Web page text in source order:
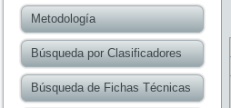
Metodología
Búsqueda por Clasificadores
Búsqueda de Fichas Técnicas